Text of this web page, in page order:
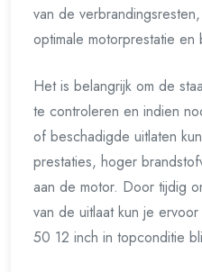
van de
optimale motorprestatie en
Het is belangrijk om de
te controleren en indien
of beschadigde uitlaten
prestaties, hoger
aan de motor. Door tijdig
van de uitlaat kun je
50 12 inch in topconditie